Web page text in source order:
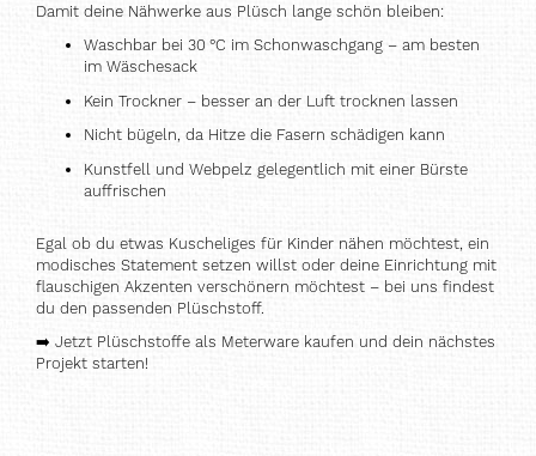
Damit deine Nähwerke aus Plüsch lange schön bleiben:
Waschbar bei 30 °C im Schonwaschgang – am besten
im Wäschesack
Kein Trockner – besser an der Luft trocknen lassen
Nicht bügeln, da Hitze die Fasern schädigen kann
Kunstfell und Webpelz gelegentlich mit einer Bürste
auffrischen
Egal ob du etwas Kuscheliges für Kinder nähen möchtest, ein
modisches Statement setzen willst oder deine Einrichtung mit
flauschigen Akzenten verschönern möchtest – bei uns findest
du den passenden Plüschstoff.
➡️ Jetzt Plüschstoffe als Meterware kaufen und dein nächstes
Projekt starten!